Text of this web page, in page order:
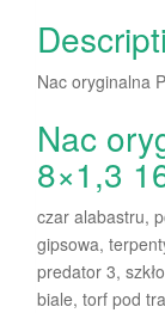
Nac oryginalna
Nac
8×1,3
czar alabastru,
gipsowa,
predator 3,
biale, torf pod